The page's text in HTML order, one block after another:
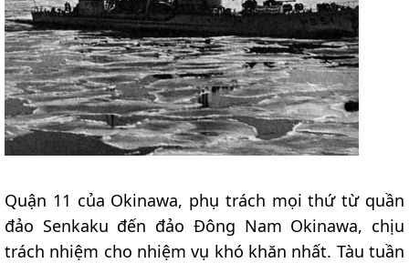
Quận 11 của Okinawa, phụ trách mọi thứ từ quần
đảo Senkaku đến đảo Đông Nam Okinawa, chịu
trách nhiệm cho nhiệm vụ khó khăn nhất. Tàu tuần